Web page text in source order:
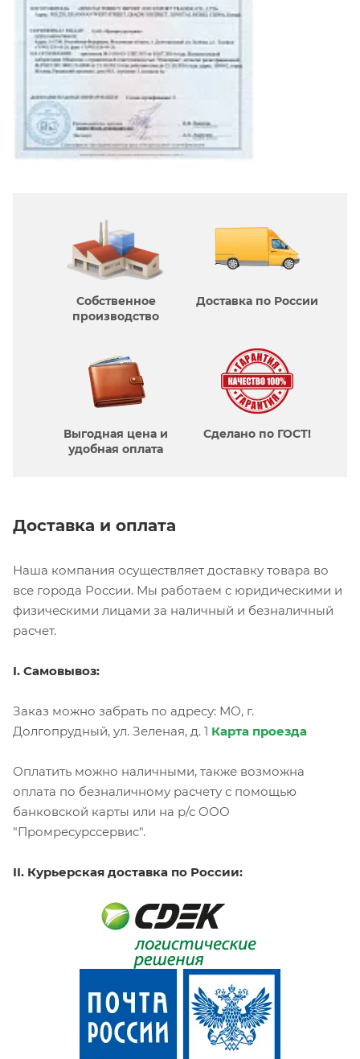
Собственное
производcтво
Доставка по России
Выгодная цена и
удобная оплата
Сделано по ГОСТ!
Доставка и оплата
Наша компания осуществляет доставку товара во
все города России. Мы работаем с юридическими и
физическими лицами за наличный и безналичный
расчет.
I. Самовывоз:
Заказ можно забрать по адресу: МО, г.
Долгопрудный, ул. Зеленая, д. 1 Карта проезда
Оплатить можно наличными, также возможна
оплата по безналичному расчету с помощью
банковской карты или на р/с ООО
"Промресурссервис".
II. Курьерская доставка по России: